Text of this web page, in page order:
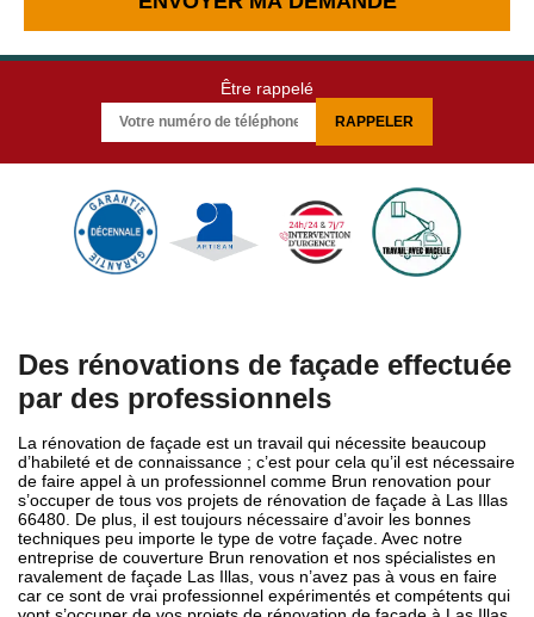
Être rappelé
Des rénovations de façade effectuée
par des professionnels
La rénovation de façade est un travail qui nécessite beaucoup
d’habileté et de connaissance ; c’est pour cela qu’il est nécessaire
de faire appel à un professionnel comme Brun renovation pour
s’occuper de tous vos projets de rénovation de façade à Las Illas
66480. De plus, il est toujours nécessaire d’avoir les bonnes
techniques peu importe le type de votre façade. Avec notre
entreprise de couverture Brun renovation et nos spécialistes en
ravalement de façade Las Illas, vous n’avez pas à vous en faire
car ce sont de vrai professionnel expérimentés et compétents qui